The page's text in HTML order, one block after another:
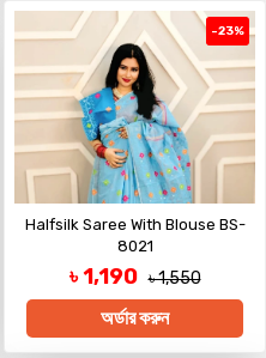
-23%
Halfsilk Saree With Blouse BS-
8021
৳ 1,190 ৳ 1,550
অর্ডার করুন